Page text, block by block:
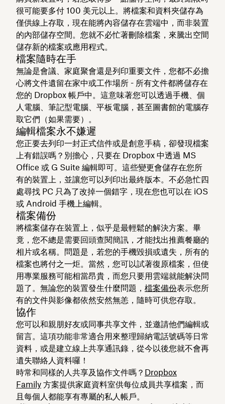
很可能要多付 100 美元以上。將檔案和資料夾儲存為
僅供線上存取，現在能將內容儲存在雲端中，而非裝置
的內部儲存空間。您就不必忙著刪除檔案，來騰出空間
儲存新的檔案或應用程式。
檔案隨時在手
無論是會議、家庭聚會還是列印重要文件，您都不必擔
心將文件遺留在家中或工作場所 - 所有文件都將儲存在
您的 Dropbox 帳戶中。這意味著您可以透過手機、個
人電腦、筆記型電腦、平板電腦，甚至圖書館的電腦存
取它們（如果需要）。
編輯檔案永不嫌遲
您正要去列印一封正式信件或是創意手稿，卻發現檔案
上有錯誤嗎？別擔心，只要在 Dropbox 中透過 MS
Office 或 G Suite 編輯即可。這些變更會儲存在您所
有的裝置上，並讓您可以列印出最終版本。不必急忙四
處尋找 PC 只為了改掉一個錯字，現在您也可以在 iOS
或 Android 手機上編輯。
檔案備份
將檔案儲存在裝置上，似乎是最輕鬆的解決方案。畢
竟，您不總是需要回頭查閱簡訊，才能找出推薦餐廳的
相片或名稱。問題是，若您的手機毀損或遺失，所有的
檔案也將付之一炬。當然，您可以試著復原檔案，但使
用專業服務可能相當昂貴，而您只要用雲端就能解決問
題了。無論您的裝置發生什麼問題， 檔案備份表示您所
有的文件與影像都依然安然無恙，隨時可供您存取。
協作
您可以和親朋好友或同事共享文件，並邀請他們編輯或
留言。這項功能非常適合用來整理歸納電話號碼等日常
資料，或是建立線上共享通訊錄，從今以後您就不會再
遺失聯絡人資料囉！
時常和同樣的人共享及協作文件嗎？ Dropbox
Family 方案提供家庭資料室供每位成員共享檔案，而
且每個人都能享有專屬的私人帳戶。